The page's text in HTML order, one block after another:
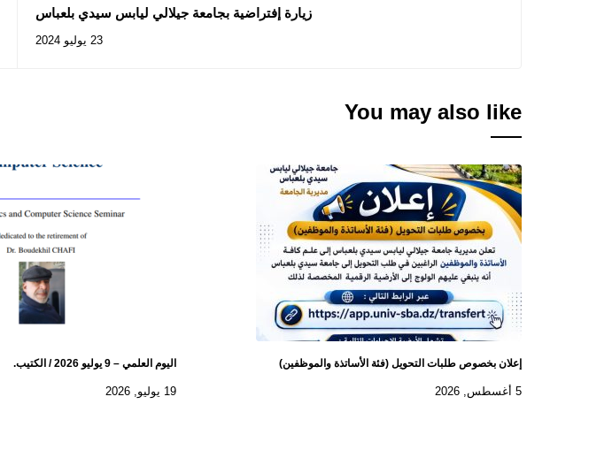
زيارة إفتراضية بجامعة جيلالي ليابس سيدي بلعباس
23 يوليو 2024
You may also like
إعلان بخصوص طلبات التحويل (فئة الأساتذة والموظفين)
5 أغسطس, 2026
اليوم العلمي – 9 يوليو 2026 / الكتيب.
19 يوليو, 2026